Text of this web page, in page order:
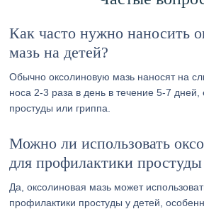
Как часто нужно наносить
мазь на детей?
Обычно оксолиновую мазь наносят на
носа 2-3 раза в день в течение 5-7 дней,
простуды или гриппа.
Можно ли использовать
для профилактики простуды
Да, оксолиновая мазь может
профилактики простуды у детей,